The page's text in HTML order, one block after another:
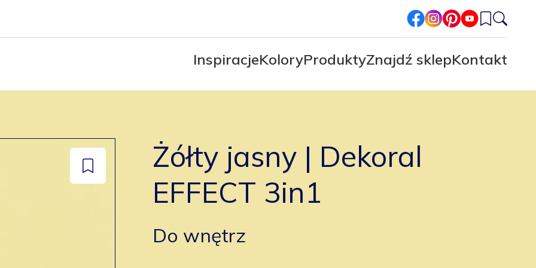
facebook
instagram
pinterest
youtube
InspiracjeKoloryProduktyZnajdź sklepKontakt
Żółty jasny | Dekoral
EFFECT 3in1
Do wnętrz
Dodaj